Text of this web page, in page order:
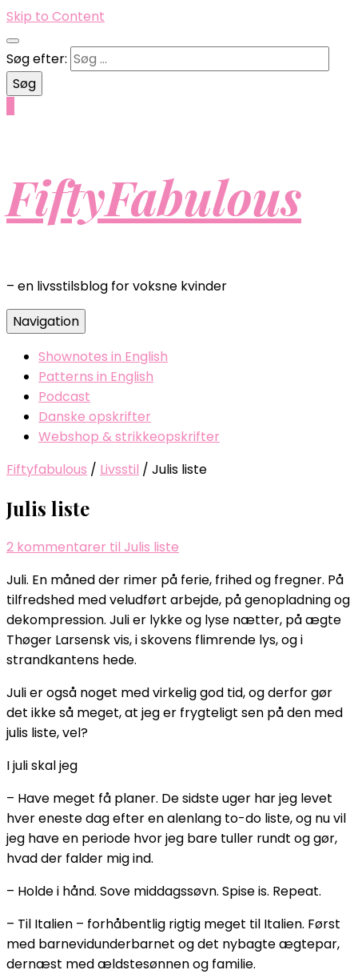
Skip to Content
Søg efter:
FiftyFabulous
– en livsstilsblog for voksne kvinder
Navigation
Shownotes in English
Patterns in English
Podcast
Danske opskrifter
Webshop & strikkeopskrifter
Fiftyfabulous / Livsstil / Julis liste
Julis liste
2 kommentarer til Julis liste
Juli. En måned der rimer på ferie, frihed og fregner. På
tilfredshed med veludført arbejde, på genopladning og
dekompression. Juli er lykke og lyse nætter, på ægte
Thøger Larsensk vis, i skovens flimrende lys, og i
strandkantens hede.
Juli er også noget med virkelig god tid, og derfor gør
det ikke så meget, at jeg er frygteligt sen på den med
julis liste, vel?
I juli skal jeg
– Have meget få planer. De sidste uger har jeg levet
hver eneste dag efter en alenlang to-do liste, og nu vil
jeg have en periode hvor jeg bare tuller rundt og gør,
hvad der falder mig ind.
– Holde i hånd. Sove middagssøvn. Spise is. Repeat.
– Til Italien – forhåbentlig rigtig meget til Italien. Først
med barnevidunderbarnet og det nybagte ægtepar,
dernæst med ældstesønnen og familie.